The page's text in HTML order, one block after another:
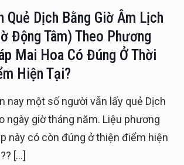
Quẻ Dịch Bằng Giờ Âm Lịch
Động Tâm) Theo Phương
Mai Hoa Có Đúng Ở Thời
Hiện Tại?
nay một số người vẫn lấy quẻ Dịch
ngày giờ tháng năm. Liệu phương
này có còn đúng ở thiện điểm hiện
[…]